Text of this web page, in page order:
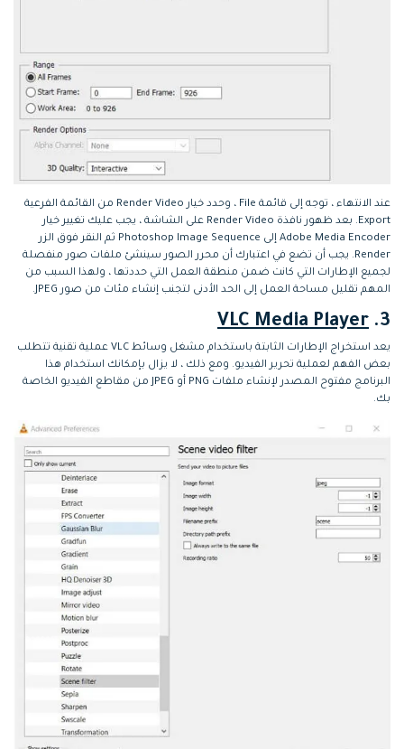
عند الانتهاء ، توجه إلى قائمة File ، وحدد خيار Render Video من القائمة الفرعية
Export. بعد ظهور نافذة Render Video على الشاشة ، يجب عليك تغيير خيار
Adobe Media Encoder إلى Photoshop Image Sequence ثم النقر فوق الزر
Render. يجب أن تضع في اعتبارك أن محرر الصور سينشئ ملفات صور منفصلة
لجميع الإطارات التي كانت ضمن منطقة العمل التي حددتها ، ولهذا السبب من
المهم تقليل مساحة العمل إلى الحد الأدنى لتجنب إنشاء مئات من صور JPEG.
3.
VLC Media Player
يعد استخراج الإطارات الثابتة باستخدام مشغل وسائط VLC عملية تقنية تتطلب
بعض الفهم لعملية تحرير الفيديو. ومع ذلك ، لا يزال بإمكانك استخدام هذا
البرنامج مفتوح المصدر لإنشاء ملفات PNG أو JPEG من مقاطع الفيديو الخاصة
بك.